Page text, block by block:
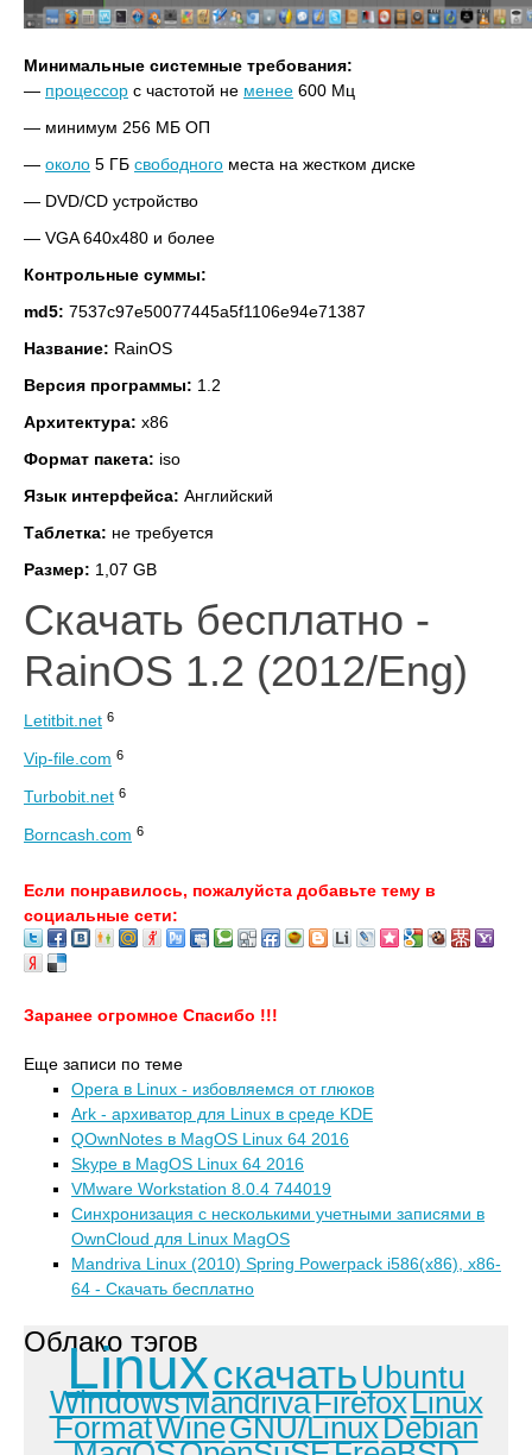
Минимальные системные требования:
— процессор с частотой не менее 600 Мц
— минимум 256 МБ ОП
— около 5 ГБ свободного места на жестком диске
— DVD/CD устройство
— VGA 640х480 и более
Контрольные суммы:
md5: 7537c97e50077445a5f1106e94e71387
Название: RainOS
Версия программы: 1.2
Архитектура: x86
Формат пакета: iso
Язык интерфейса: Английский
Таблетка: не требуется
Размер: 1,07 GB
Скачать бесплатно -
RainOS 1.2 (2012/Eng)
Letitbit.net 6
Vip-file.com 6
Turbobit.net 6
Borncash.com 6
Если понравилось, пожалуйста добавьте тему в
социальные сети:
Заранее огромное Спасибо !!!
Еще записи по теме
Opera в Linux - избовляемся от глюков
Ark - архиватор для Linux в среде KDE
QOwnNotes в MagOS Linux 64 2016
Skype в MagOS Linux 64 2016
VMware Workstation 8.0.4 744019
Синхронизация с несколькими учетными записями в
OwnCloud для Linux MagOS
Mandriva Linux (2010) Spring Powerpack i586(x86), x86-
64 - Скачать бесплатно
Облако тэгов
Linuxскачать Ubuntu
WindowsMandrivaFirefoxLinux
FormatWineGNU/LinuxDebian